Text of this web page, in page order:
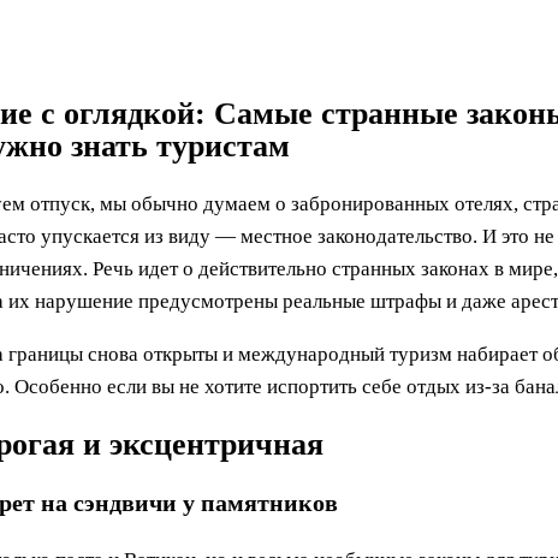
с оглядкой: Самые странные
знать туристам
отпуск, мы обычно думаем о забронированных отелях,
упускается из виду — местное законодательство. И это
Речь идет о действительно странных законах в
их нарушение предусмотрены реальные штрафы и даже
границы снова открыты и международный туризм набирает
Особенно если вы не хотите испортить себе отдых из-за
и эксцентричная
на сэндвичи у памятников